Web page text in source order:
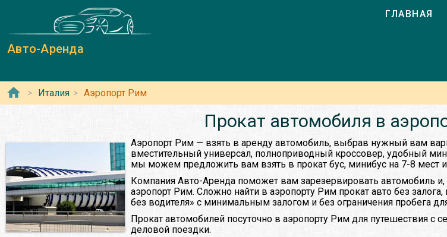
Авто-Аренда
ГЛАВНАЯ
Италия Аэропорт Рим
Прокат автомобиля в
Аэропорт Рим — взять в аренду автомобиль, выбрав нужный вам
вместительный универсал, полноприводный кроссовер, удобный
мы можем предложить вам взять в прокат бус, минибус на 7-8 мест
Компания Авто-Аренда поможет вам зарезервировать автомобиль и,
аэропорт Рим. Сложно найти в аэропорту Рим прокат авто без
без водителя» с минимальным залогом и без ограничения пробега
Прокат автомобилей посуточно в аэропорту Рим для путешествия с
деловой поездки.